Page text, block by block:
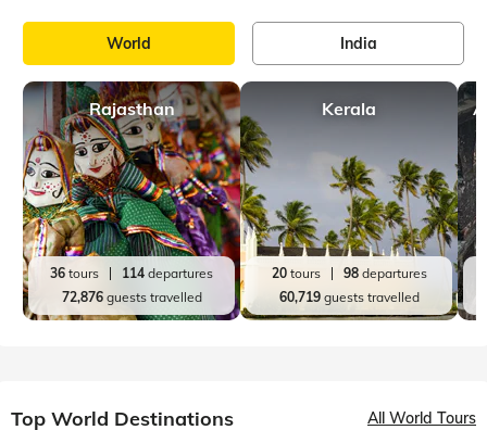
World India
Rajasthan
36 tours 114 departures
72,876guests travelled
Kerala
20tours 98departures
60,719guests travelled
Top World Destinations All World Tours